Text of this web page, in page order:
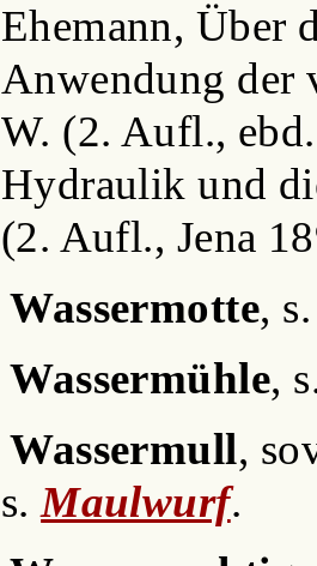
Ehemann, Über
Anwendung der
W. (2. Aufl.,
Hydraulik und
(2. Aufl., Jena
Wassermotte,
Wassermühle,
Wassermull,
s.Maulwurf.